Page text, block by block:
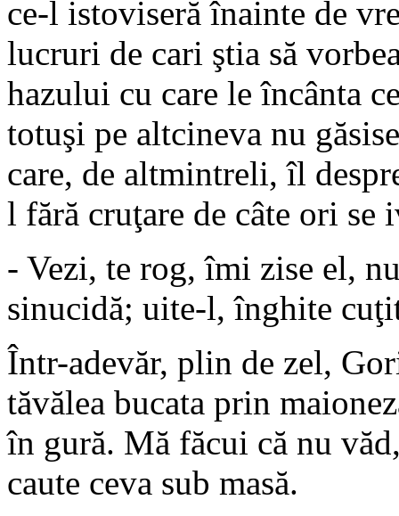
ce-l istoviseră înainte de
lucruri de cari ştia să
hazului cu care le încânta
totuşi pe altcineva nu
care, de altmintreli, îl
l fără cruţare de câte ori se
- Vezi, te rog, îmi zise el,
sinucidă; uite-l, înghite
Într-adevăr, plin de zel,
tăvălea bucata prin
în gură. Mă făcui că nu
caute ceva sub masă.